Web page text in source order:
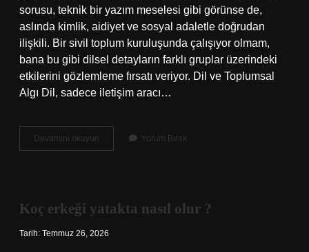
sorusu, teknik bir yazım meselesi gibi görünse de,
aslında kimlik, aidiyet ve sosyal adaletle doğrudan
ilişkili. Bir sivil toplum kuruluşunda çalışıyor olmam,
bana bu gibi dilsel detayların farklı gruplar üzerindeki
etkilerini gözlemleme fırsatı veriyor. Dil ve Toplumsal
Algı Dil, sadece iletişim aracı…
Devamını okuyun
büyük
?
Yorum Bırak
Koç erkeği yatakta nasıl olur ?
Tarih: Temmuz 26, 2026